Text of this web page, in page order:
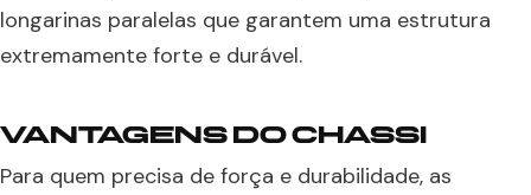
longarinas paralelas que garantem uma estrutura
extremamente forte e durável.
VANTAGENS DO CHASSI
Para quem precisa de força e durabilidade, as